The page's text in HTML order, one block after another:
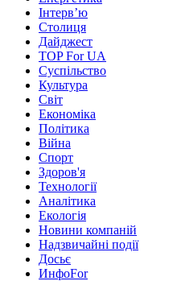
Інтерв’ю
Столиця
Дайджест
TOP For UA
Суспiльство
Культура
Світ
Економіка
Політика
Війна
Спорт
Здоров'я
Технології
Аналітика
Екологія
Новини компаній
Надзвичайні події
Досьє
ИнфоFor